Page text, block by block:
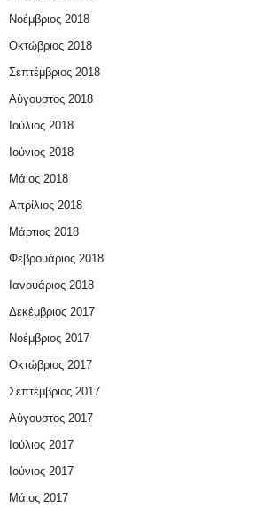
Νοέμβριος 2018
Οκτώβριος 2018
Σεπτέμβριος 2018
Αύγουστος 2018
Ιούλιος 2018
Ιούνιος 2018
Μάιος 2018
Απρίλιος 2018
Μάρτιος 2018
Φεβρουάριος 2018
Ιανουάριος 2018
Δεκέμβριος 2017
Νοέμβριος 2017
Οκτώβριος 2017
Σεπτέμβριος 2017
Αύγουστος 2017
Ιούλιος 2017
Ιούνιος 2017
Μάιος 2017